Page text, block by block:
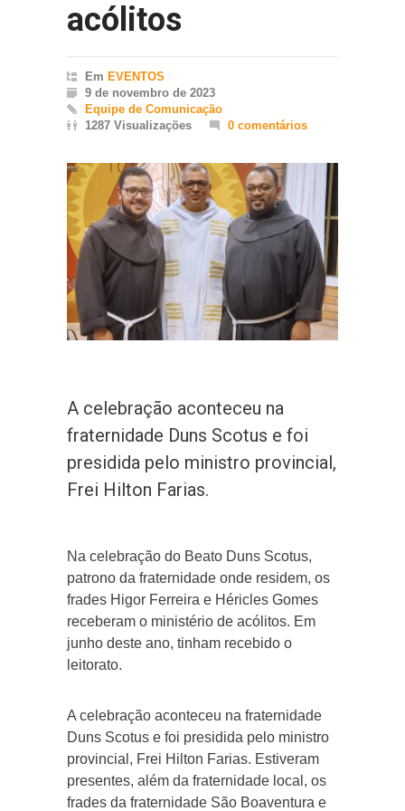
acólitos
Em EVENTOS
9 de novembro de 2023
Equipe de Comunicação
1287 Visualizações
0 comentários
A celebração aconteceu na
fraternidade Duns Scotus e foi
presidida pelo ministro provincial,
Frei Hilton Farias.
Na celebração do Beato Duns Scotus,
patrono da fraternidade onde residem, os
frades Higor Ferreira e Héricles Gomes
receberam o ministério de acólitos. Em
junho deste ano, tinham recebido o
leitorato.
A celebração aconteceu na fraternidade
Duns Scotus e foi presidida pelo ministro
provincial, Frei Hilton Farias. Estiveram
presentes, além da fraternidade local, os
frades da fraternidade São Boaventura e